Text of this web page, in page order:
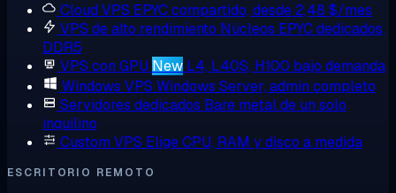
Cloud VPS EPYC compartido, desde 2,48 $/mes
VPS de alto rendimiento Núcleos EPYC dedicados,
DDR5
VPS con GPU New L4, L40S, H100 bajo demanda
Windows VPS Windows Server, admin completo
Servidores dedicados Bare metal de un solo
inquilino
Custom VPS Elige CPU, RAM y disco a medida
ESCRITORIO REMOTO